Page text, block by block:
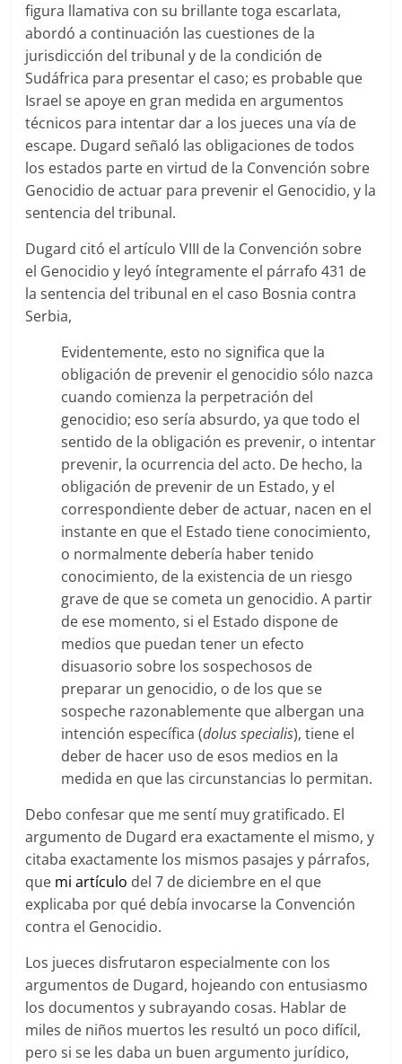
figura llamativa con su brillante toga escarlata,
abordó a continuación las cuestiones de la
jurisdicción del tribunal y de la condición de
Sudáfrica para presentar el caso; es probable que
Israel se apoye en gran medida en argumentos
técnicos para intentar dar a los jueces una vía de
escape. Dugard señaló las obligaciones de todos
los estados parte en virtud de la Convención sobre
Genocidio de actuar para prevenir el Genocidio, y la
sentencia del tribunal.
Dugard citó el artículo VIII de la Convención sobre
el Genocidio y leyó íntegramente el párrafo 431 de
la sentencia del tribunal en el caso Bosnia contra
Serbia,
Evidentemente, esto no significa que la
obligación de prevenir el genocidio sólo nazca
cuando comienza la perpetración del
genocidio; eso sería absurdo, ya que todo el
sentido de la obligación es prevenir, o intentar
prevenir, la ocurrencia del acto. De hecho, la
obligación de prevenir de un Estado, y el
correspondiente deber de actuar, nacen en el
instante en que el Estado tiene conocimiento,
o normalmente debería haber tenido
conocimiento, de la existencia de un riesgo
grave de que se cometa un genocidio. A partir
de ese momento, si el Estado dispone de
medios que puedan tener un efecto
disuasorio sobre los sospechosos de
preparar un genocidio, o de los que se
sospeche razonablemente que albergan una
intención específica (dolus specialis), tiene el
deber de hacer uso de esos medios en la
medida en que las circunstancias lo permitan.
Debo confesar que me sentí muy gratificado. El
argumento de Dugard era exactamente el mismo, y
citaba exactamente los mismos pasajes y párrafos,
que mi artículo del 7 de diciembre en el que
explicaba por qué debía invocarse la Convención
contra el Genocidio.
Los jueces disfrutaron especialmente con los
argumentos de Dugard, hojeando con entusiasmo
los documentos y subrayando cosas. Hablar de
miles de niños muertos les resultó un poco difícil,
pero si se les daba un buen argumento jurídico,